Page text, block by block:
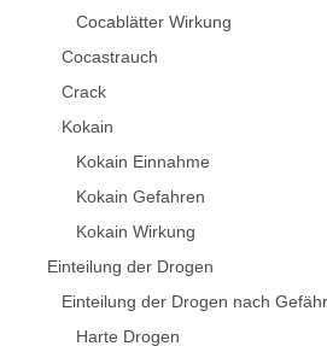
Cocablätter Wirkung
Cocastrauch
Crack
Kokain
Kokain Einnahme
Kokain Gefahren
Kokain Wirkung
Einteilung der Drogen
Einteilung der Drogen nach
Harte Drogen